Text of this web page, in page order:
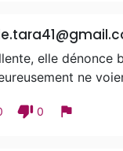
elle dénonce
ne
thumb_down 0 flag